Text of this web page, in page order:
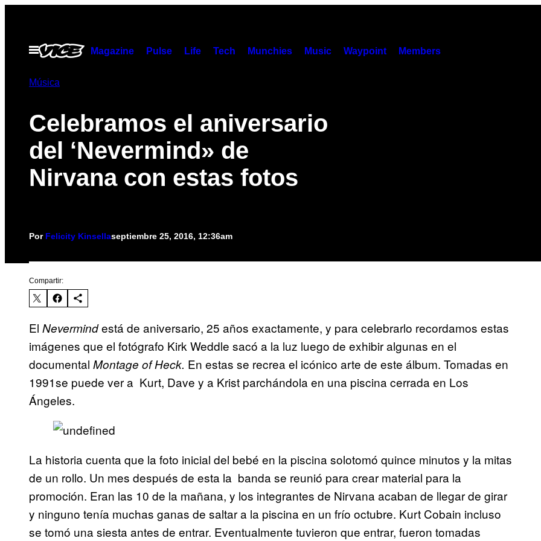
contenido
Abrir
Menú
Magazine Pulse Life Tech Munchies Music Waypoint Members
Música
Celebramos el aniversario
del ‘Nevermind» de
Nirvana con estas fotos
Por Felicity Kinsellaseptiembre 25, 2016, 12:36am
Compartir:
El Nevermind​está de aniversario, 25 años exactamente, y para celebrarlo recordamos estas
imágenes que el fotógrafo Kirk Weddle​ sacó a la luz luego de exhibir algunas en el
documental Montage of Heck. En estas se recrea el icónico arte de este álbum. Tomadas en
1991se puede ver a Kurt, Dave y a Krist parchándola en una piscina cerrada en Los
Ángeles.
La historia cuenta que la foto inicial del bebé en la piscina solotomó quince minutos y la mitas
de un rollo. Un mes después de esta la banda se reunió para crear material para la
promoción. Eran las 10 de la mañana, y los integrantes de Nirvana acaban de llegar de girar
y ninguno tenía muchas ganas de saltar a la piscina en un frío octubre. Kurt Cobain incluso
se tomó una siesta antes de entrar. Eventualmente tuvieron que entrar, fueron tomadas